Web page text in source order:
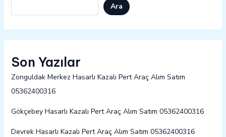
Ara
Son Yazılar
Zonguldak Merkez Hasarlı Kazalı Pert Araç Alım Satım
05362400316
Gökçebey Hasarlı Kazalı Pert Araç Alım Satım 05362400316
Devrek Hasarlı Kazalı Pert Araç Alım Satım 05362400316